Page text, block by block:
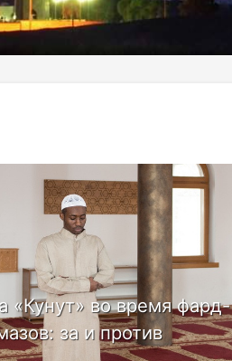
«Кунут» во время фард-
за и против